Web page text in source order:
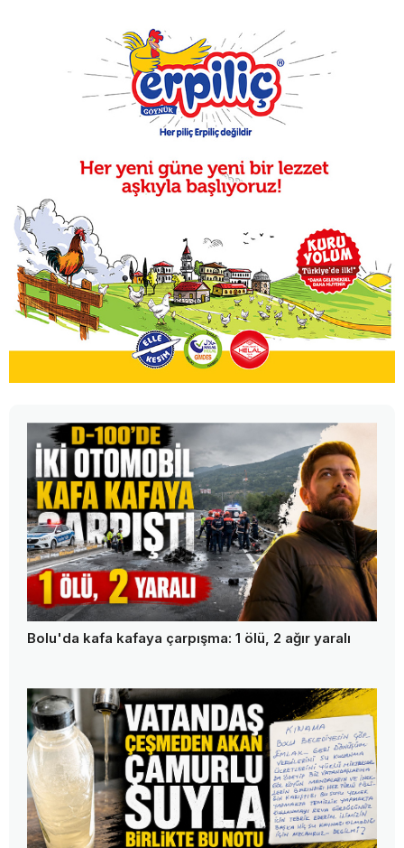
Bolu'da kafa kafaya çarpışma: 1 ölü, 2 ağır yaralı